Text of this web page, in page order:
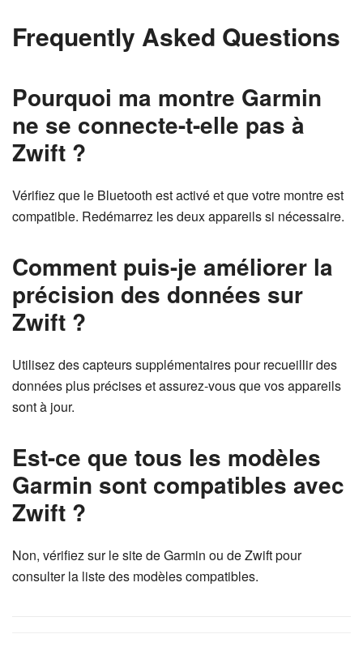
Frequently Asked Questions
Pourquoi ma montre Garmin
ne se connecte-t-elle pas à
Zwift ?
Vérifiez que le Bluetooth est activé et que votre montre est
compatible. Redémarrez les deux appareils si nécessaire.
Comment puis-je améliorer la
précision des données sur
Zwift ?
Utilisez des capteurs supplémentaires pour recueillir des
données plus précises et assurez-vous que vos appareils
sont à jour.
Est-ce que tous les modèles
Garmin sont compatibles avec
Zwift ?
Non, vérifiez sur le site de Garmin ou de Zwift pour
consulter la liste des modèles compatibles.